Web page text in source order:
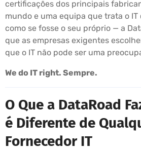
certificações dos principais
mundo e uma equipa que trata o IT
como se fosse o seu próprio — a
que as empresas exigentes
que o IT não pode ser uma
We do IT right. Sempre.
O Que a DataRoad
é Diferente de
Fornecedor IT